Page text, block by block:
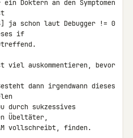
Doktern an den Symptomen
ja schon laut Debugger != 0
if
viel auskommentieren, bevor
dann irgendwann dieses
durch sukzessives
Übeltäter,
vollschreibt, finden.